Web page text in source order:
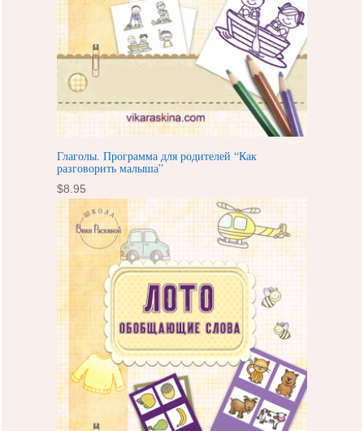
Глаголы. Программа для родителей “Как
разговорить малыша”
$8.95